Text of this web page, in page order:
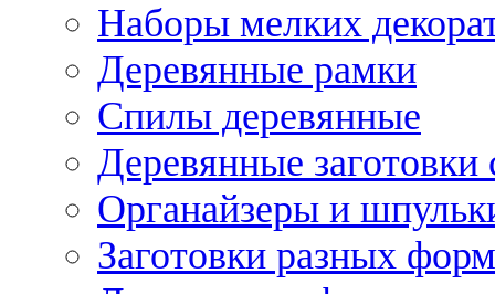
Наборы мелких
Деревянные рамки
Спилы деревянные
Деревянные заготовки
Органайзеры и
Заготовки разных